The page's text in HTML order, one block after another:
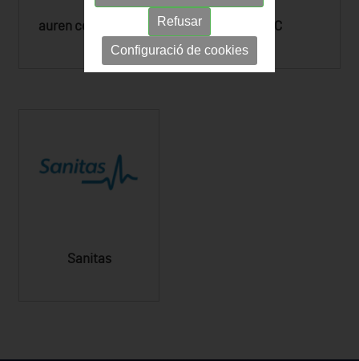
auren consultoria SOC
Sanitas
Refusar
Configuració de cookies